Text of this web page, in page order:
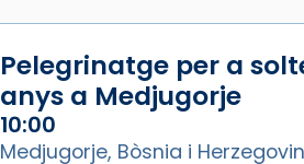
Pelegrinatge per a
anys a Medjugorje
10:00
Medjugorje, Bòsnia i